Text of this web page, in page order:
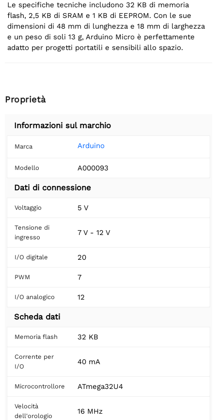
Le specifiche tecniche includono 32 KB di memoria
flash, 2,5 KB di SRAM e 1 KB di EEPROM. Con le sue
dimensioni di 48 mm di lunghezza e 18 mm di larghezza
e un peso di soli 13 g, Arduino Micro è perfettamente
adatto per progetti portatili e sensibili allo spazio.
Proprietà
Informazioni sul marchio
Marca Arduino
Modello A000093
Dati di connessione
Voltaggio 5 V
Tensione di
ingresso
7 V - 12 V
I/O digitale 20
PWM 7
I/O analogico 12
Scheda dati
Memoria flash 32 KB
Corrente per
I/O
40 mA
Microcontrollore ATmega32U4
Velocità
dell'orologio
16 MHz